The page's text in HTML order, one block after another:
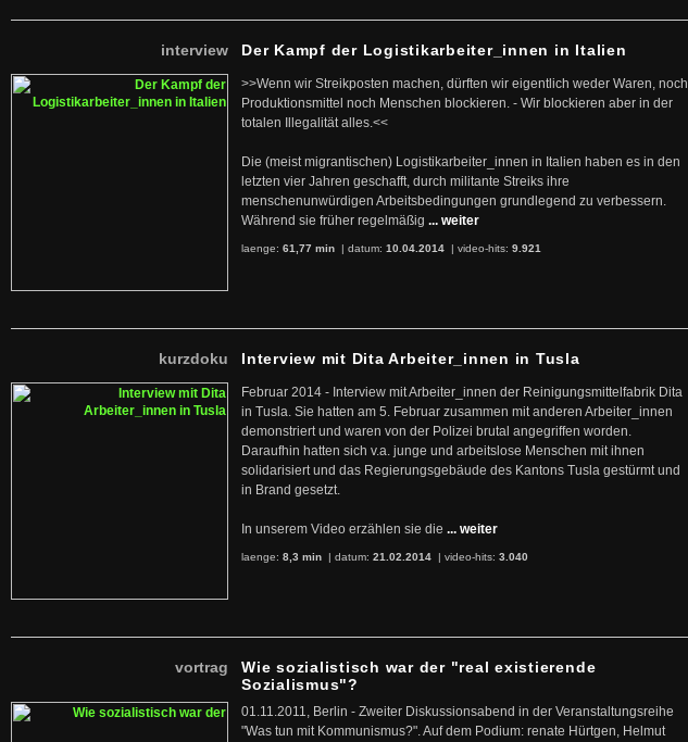
interview Der Kampf der Logistikarbeiter_innen in Italien
>>Wenn wir Streikposten machen, dürften wir eigentlich weder Waren, noch
Produktionsmittel noch Menschen blockieren. - Wir blockieren aber in der
totalen Illegalität alles.<<
Die (meist migrantischen) Logistikarbeiter_innen in Italien haben es in den
letzten vier Jahren geschafft, durch militante Streiks ihre
menschenunwürdigen Arbeitsbedingungen grundlegend zu verbessern.
Während sie früher regelmäßig ... weiter
laenge: 61,77 min | datum: 10.04.2014 | video-hits: 9.921
kurzdoku Interview mit Dita Arbeiter_innen in Tusla
Februar 2014 - Interview mit Arbeiter_innen der Reinigungsmittelfabrik Dita
in Tusla. Sie hatten am 5. Februar zusammen mit anderen Arbeiter_innen
demonstriert und waren von der Polizei brutal angegriffen worden.
Daraufhin hatten sich v.a. junge und arbeitslose Menschen mit ihnen
solidarisiert und das Regierungsgebäude des Kantons Tusla gestürmt und
in Brand gesetzt.
In unserem Video erzählen sie die ... weiter
laenge: 8,3 min | datum: 21.02.2014 | video-hits: 3.040
vortrag
Wie sozialistisch war der "real existierende
Sozialismus"?
01.11.2011, Berlin - Zweiter Diskussionsabend in der Veranstaltungsreihe
"Was tun mit Kommunismus?". Auf dem Podium: renate Hürtgen, Helmut